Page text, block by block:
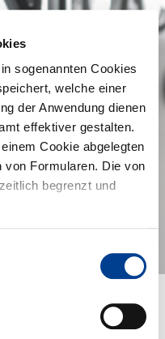
sogenannten Cookies
welche einer
der Anwendung dienen
effektiver gestalten.
Cookie abgelegten
von Formularen. Die von
begrenzt und
neues Gesicht!